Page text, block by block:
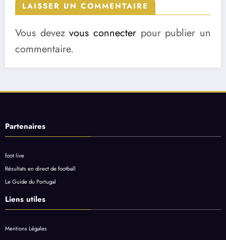
LAISSER UN COMMENTAIRE
Vous devezvous connecter pour publier un
commentaire.
Partenaires
foot live
Résultats en direct de football
Le Guide du Portugal
Liens utiles
Mentions Légales